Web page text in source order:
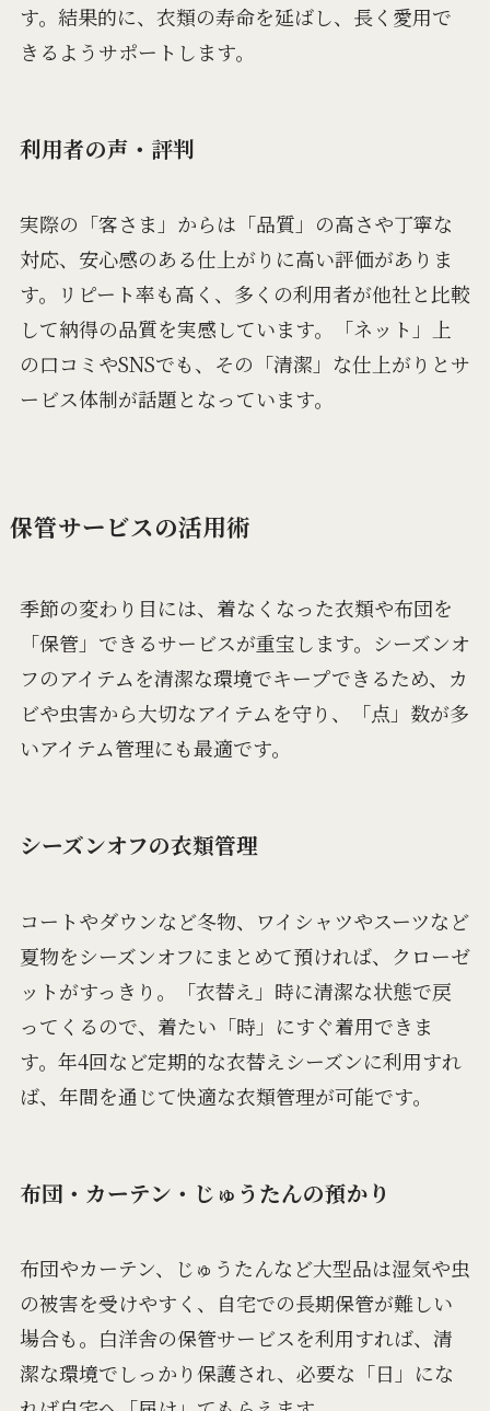
す。結果的に、衣類の寿命を延ばし、長く愛用で
きるようサポートします。
利用者の声・評判
実際の「客さま」からは「品質」の高さや丁寧な
対応、安心感のある仕上がりに高い評価がありま
す。リピート率も高く、多くの利用者が他社と比較
して納得の品質を実感しています。「ネット」上
の口コミやSNSでも、その「清潔」な仕上がりとサ
ービス体制が話題となっています。
保管サービスの活用術
季節の変わり目には、着なくなった衣類や布団を
「保管」できるサービスが重宝します。シーズンオ
フのアイテムを清潔な環境でキープできるため、カ
ビや虫害から大切なアイテムを守り、「点」数が多
いアイテム管理にも最適です。
シーズンオフの衣類管理
コートやダウンなど冬物、ワイシャツやスーツなど
夏物をシーズンオフにまとめて預ければ、クローゼ
ットがすっきり。「衣替え」時に清潔な状態で戻
ってくるので、着たい「時」にすぐ着用できま
す。年4回など定期的な衣替えシーズンに利用すれ
ば、年間を通じて快適な衣類管理が可能です。
布団・カーテン・じゅうたんの預かり
布団やカーテン、じゅうたんなど大型品は湿気や虫
の被害を受けやすく、自宅での長期保管が難しい
場合も。白洋舎の保管サービスを利用すれば、清
潔な環境でしっかり保護され、必要な「日」にな